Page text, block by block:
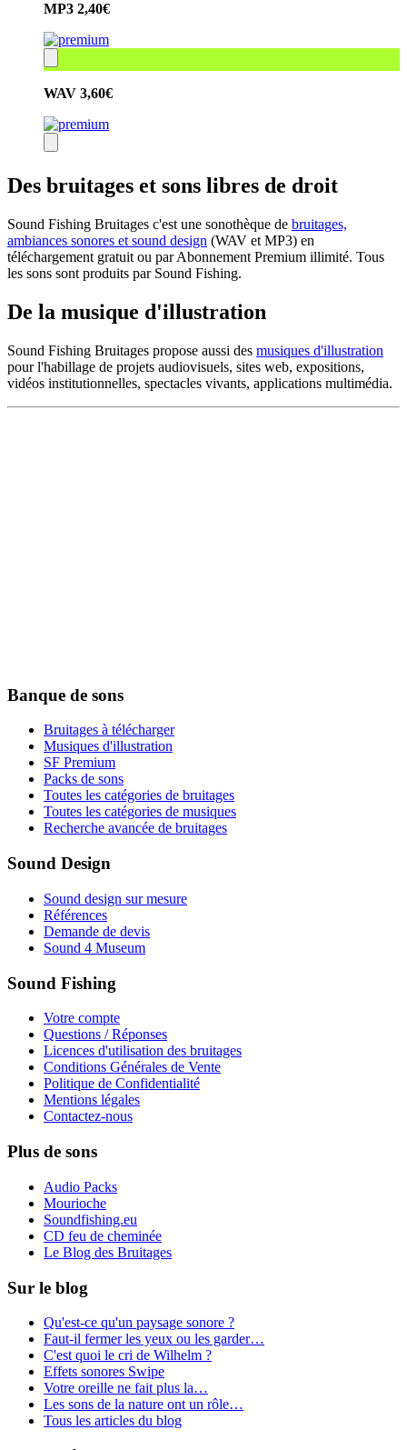
MP3 2,40€
WAV 3,60€
Des bruitages et sons libres de droit
Sound Fishing Bruitages c'est une sonothèque de bruitages,
ambiances sonores et sound design (WAV et MP3) en
téléchargement gratuit ou par Abonnement Premium illimité. Tous
les sons sont produits par Sound Fishing.
De la musique d'illustration
Sound Fishing Bruitages propose aussi des musiques d'illustration
pour l'habillage de projets audiovisuels, sites web, expositions,
vidéos institutionnelles, spectacles vivants, applications multimédia.
Banque de sons
Bruitages à télécharger
Musiques d'illustration
SF Premium
Packs de sons
Toutes les catégories de bruitages
Toutes les catégories de musiques
Recherche avancée de bruitages
Sound Design
Sound design sur mesure
Références
Demande de devis
Sound 4 Museum
Sound Fishing
Votre compte
Questions / Réponses
Licences d'utilisation des bruitages
Conditions Générales de Vente
Politique de Confidentialité
Mentions légales
Contactez-nous
Plus de sons
Audio Packs
Mourioche
Soundfishing.eu
CD feu de cheminée
Le Blog des Bruitages
Sur le blog
Qu'est-ce qu'un paysage sonore ?
Faut-il fermer les yeux ou les garder…
C'est quoi le cri de Wilhelm ?
Effets sonores Swipe
Votre oreille ne fait plus la…
Les sons de la nature ont un rôle…
Tous les articles du blog